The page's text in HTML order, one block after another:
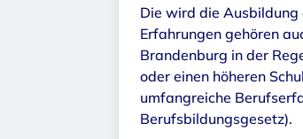
Die wird die Ausbildung
Erfahrungen gehören
Brandenburg in der
oder einen höheren
umfangreiche
Berufsbildungsgesetz).